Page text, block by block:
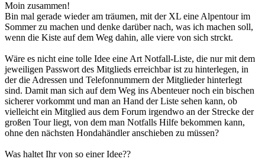
Moin zusammen!
Bin mal gerade wieder am träumen, mit der XL eine Alpentour im
Sommer zu machen und denke darüber nach, was ich machen soll,
wenn die Kiste auf dem Weg dahin, alle viere von sich strckt.
Wäre es nicht eine tolle Idee eine Art Notfall-Liste, die nur mit dem
jeweiligen Passwort des Mitglieds erreichbar ist zu hinterlegen, in
der die Adressen und Telefonnummern der Mitglieder hinterlegt
sind. Damit man sich auf dem Weg ins Abenteuer noch ein bischen
sicherer vorkommt und man an Hand der Liste sehen kann, ob
vielleicht ein Mitglied aus dem Forum irgendwo an der Strecke der
großen Tour liegt, von dem man Notfalls Hilfe bekommen kann,
ohne den nächsten Hondahändler anschieben zu müssen?
Was haltet Ihr von so einer Idee??